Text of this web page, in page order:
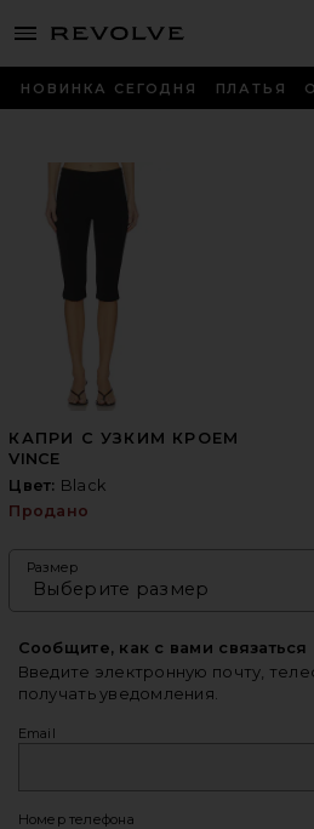
menu - shows more content
НОВИНКА СЕГОДНЯ ПЛАТЬЯ
КАПРИ С УЗКИМ КРОЕМ
VINCE
Цвет: Black
Продано
Размер
Сообщите, как с вами связаться
Введите электронную почту,
получать уведомления.
Email
Номер телефона